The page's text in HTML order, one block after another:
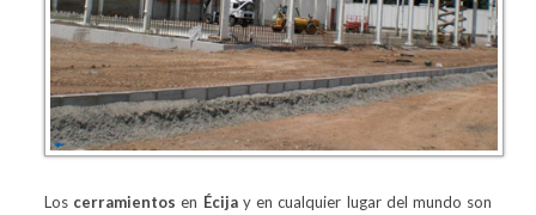
Los cerramientos en Écijay en cualquier lugar del mundo son